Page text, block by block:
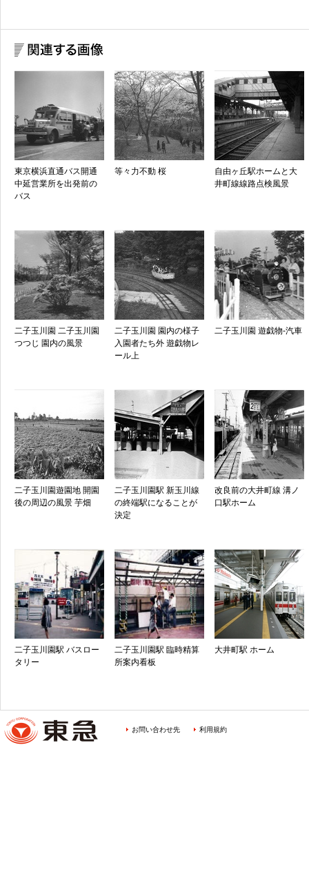
東京横浜直通バス開通
中延営業所を出発前の
バス
等々力不動 桜
自由ヶ丘駅ホームと大
井町線線路点検風景
二子玉川園 二子玉川園
つつじ 園内の風景
二子玉川園 園内の様子
入園者たち外 遊戯物レ
ール上
二子玉川園 遊戯物-汽車
二子玉川園遊園地 開園
後の周辺の風景 芋畑
二子玉川園駅 新玉川線
の終端駅になることが
決定
改良前の大井町線 溝ノ
口駅ホーム
二子玉川園駅 バスロー
タリー
二子玉川園駅 臨時精算
所案内看板
大井町駅 ホーム
お問い合わせ先 利用規約